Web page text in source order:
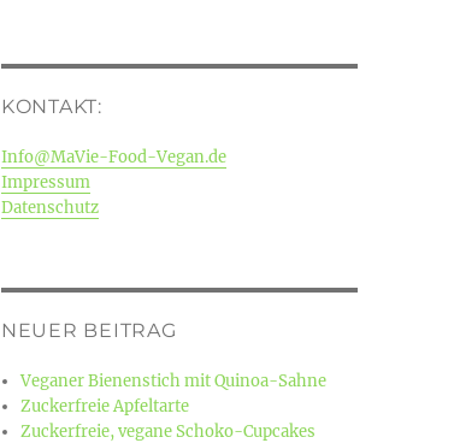
KONTAKT:
Info@MaVie-Food-Vegan.de
Impressum
Datenschutz
NEUER BEITRAG
Veganer Bienenstich mit Quinoa-Sahne
Zuckerfreie Apfeltarte
Zuckerfreie, vegane Schoko-Cupcakes